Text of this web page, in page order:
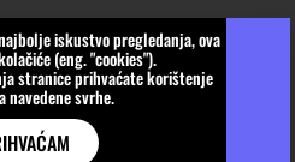
iskustvo pregledanja, ova
(eng. "cookies").
stranice prihvaćate korištenje
navedene svrhe.